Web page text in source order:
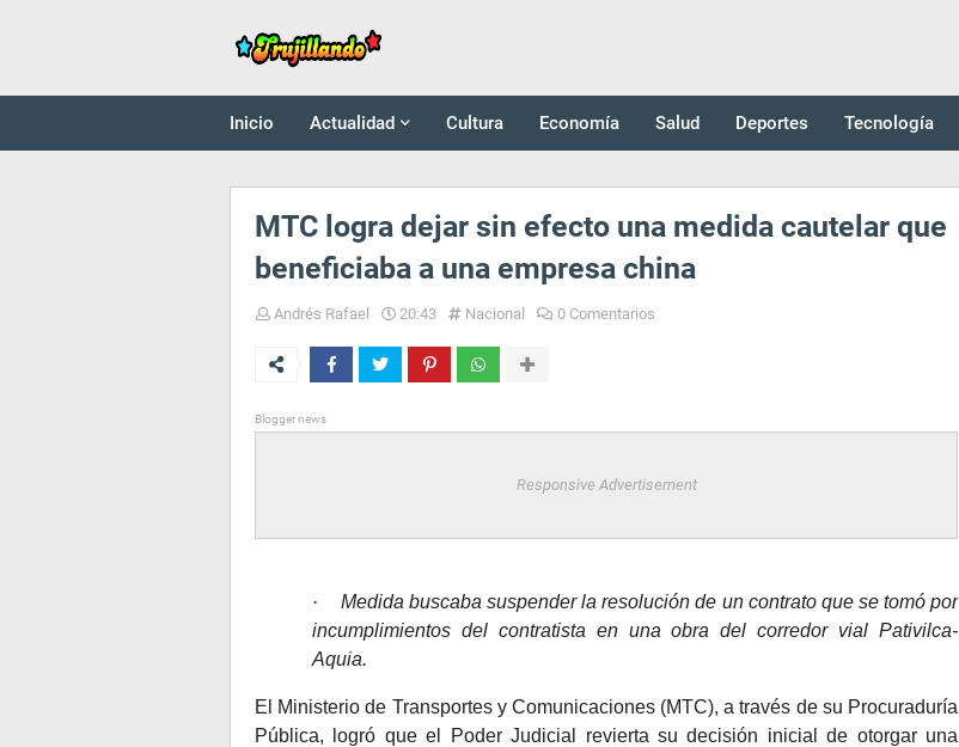
Inicio Actualidad Cultura Economía Salud Deportes Tecnología
MTC logra dejar sin efecto una medida cautelar que
beneficiaba a una empresa china
Andrés Rafael 20:43 Nacional 0 Comentarios
Blogger news
Responsive Advertisement
·
Medida buscaba suspender la resolución de un contrato que se tomó por
incumplimientos del contratista en una obra del corredor vial Pativilca-
Aquia.
El Ministerio de Transportes y Comunicaciones (MTC), a través de su Procuraduría
Pública, logró que el Poder Judicial revierta su decisión inicial de otorgar una